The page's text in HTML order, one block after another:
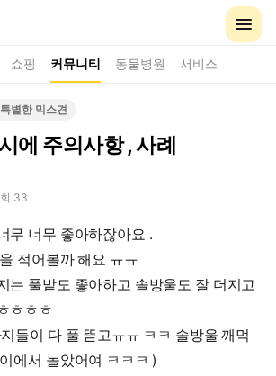
쇼핑 커뮤니티 동물병원 서비스
특별한 믹스견
에 주의사항 , 사례
회 33
무 너무 좋아하잖아요 .
적어볼까 해요 ㅠㅠ
는 풀밭도 좋아하고 솔방울도 잘 더지고
ㅎㅎㅎ
들이 다 풀 뜯고ㅠㅠ ㅋㅋ 솔방울 깨먹
에서 놀았어여 ㅋㅋㅋ )